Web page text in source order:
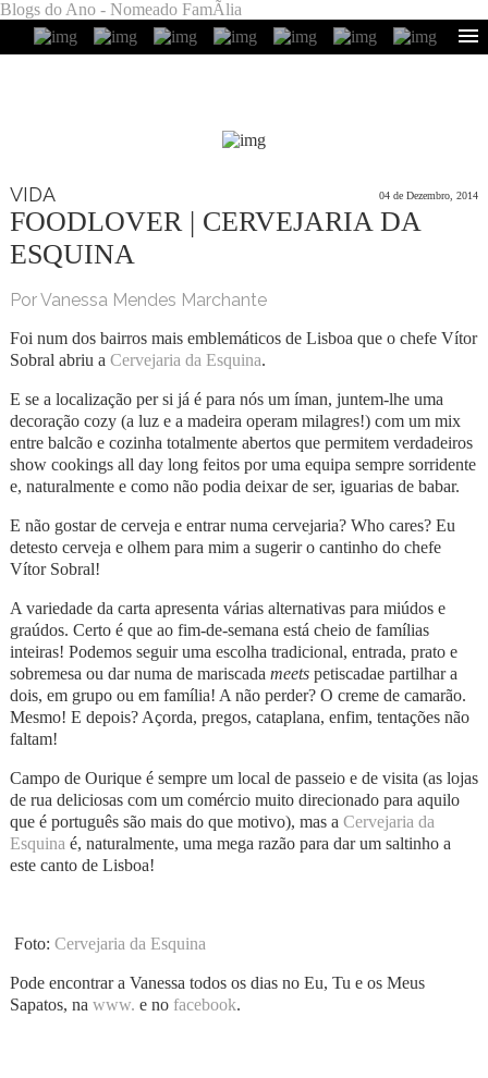
Blogs do Ano - Nomeado FamÃ­lia
VIDA 04 de Dezembro, 2014
FOODLOVER | CERVEJARIA DA
ESQUINA
Por Vanessa Mendes Marchante
Foi num dos bairros mais emblemáticos de Lisboa que o chefe Vítor
Sobral abriu a Cervejaria da Esquina.
E se a localização per si já é para nós um íman, juntem-lhe uma
decoração cozy (a luz e a madeira operam milagres!) com um mix
entre balcão e cozinha totalmente abertos que permitem verdadeiros
show cookings all day long feitos por uma equipa sempre sorridente
e, naturalmente e como não podia deixar de ser, iguarias de babar.
E não gostar de cerveja e entrar numa cervejaria? Who cares? Eu
detesto cerveja e olhem para mim a sugerir o cantinho do chefe
Vítor Sobral!
A variedade da carta apresenta várias alternativas para miúdos e
graúdos. Certo é que ao fim-de-semana está cheio de famílias
inteiras! Podemos seguir uma escolha tradicional, entrada, prato e
sobremesa ou dar numa de mariscada meetspetiscadae partilhar a
dois, em grupo ou em família! A não perder? O creme de camarão.
Mesmo! E depois? Açorda, pregos, cataplana, enfim, tentações não
faltam!
Campo de Ourique é sempre um local de passeio e de visita (as lojas
de rua deliciosas com um comércio muito direcionado para aquilo
que é português são mais do que motivo), mas a Cervejaria da
Esquinaé, naturalmente, uma mega razão para dar um saltinho a
este canto de Lisboa!
Foto: Cervejaria da Esquina
Pode encontrar a Vanessa todos os dias no Eu, Tu e os Meus
Sapatos, na www. e no facebook.